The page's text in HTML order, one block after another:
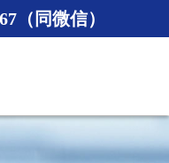
（同微信）